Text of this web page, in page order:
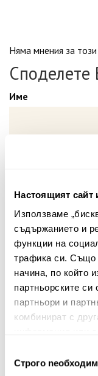
Настоящият сайт
Използваме
съдържанието и
функции на
трафика си. Също
начина, по който
партньорските
партньори и
комбинират с
наСтрого
Няма мнения за
Име
Забележка: HTML
Оценка:Най-
Тест за